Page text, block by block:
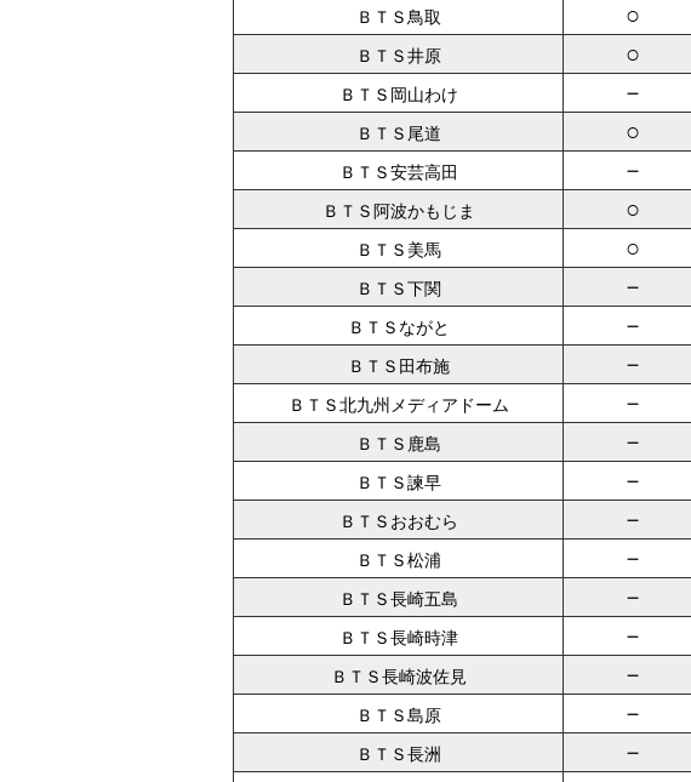
ＢＴＳ鳥取 ○
ＢＴＳ井原 ○
ＢＴＳ岡山わけ －
ＢＴＳ尾道 ○
ＢＴＳ安芸高田 －
ＢＴＳ阿波かもじま ○
ＢＴＳ美馬 ○
ＢＴＳ下関 －
ＢＴＳながと －
ＢＴＳ田布施 －
ＢＴＳ北九州メディアドーム －
ＢＴＳ鹿島 －
ＢＴＳ諫早 －
ＢＴＳおおむら －
ＢＴＳ松浦 －
ＢＴＳ長崎五島 －
ＢＴＳ長崎時津 －
ＢＴＳ長崎波佐見 －
ＢＴＳ島原 －
ＢＴＳ長洲 －